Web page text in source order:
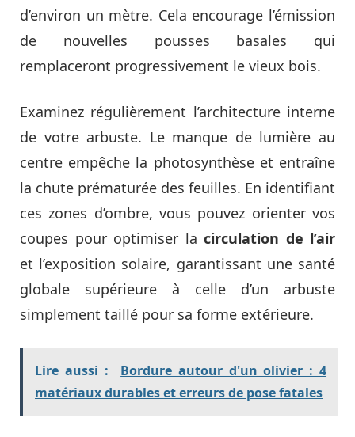
d’environ un mètre. Cela encourage l’émission
de nouvelles pousses basales qui
remplaceront progressivement le vieux bois.
Examinez régulièrement l’architecture interne
de votre arbuste. Le manque de lumière au
centre empêche la photosynthèse et entraîne
la chute prématurée des feuilles. En identifiant
ces zones d’ombre, vous pouvez orienter vos
coupes pour optimiser la circulation de l’air
et l’exposition solaire, garantissant une santé
globale supérieure à celle d’un arbuste
simplement taillé pour sa forme extérieure.
Lire aussi :
Bordure autour d'un olivier : 4
matériaux durables et erreurs de pose fatales